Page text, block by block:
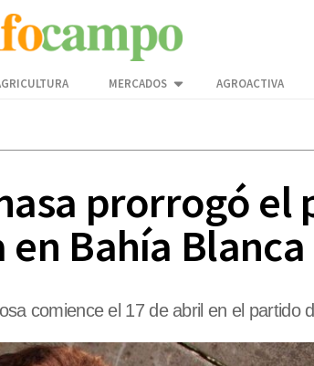
MERCADOS AGROACTIVA
prorrogó el
Bahía Blanca
comience el 17 de abril en el partido